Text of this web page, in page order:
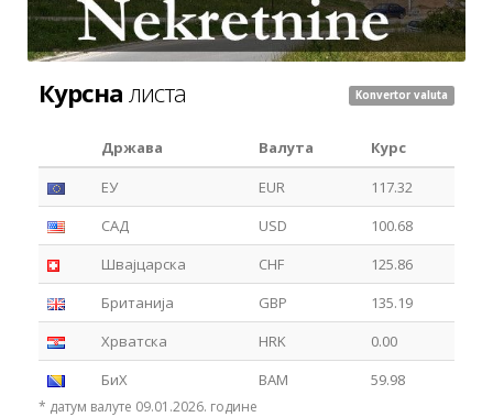
Курсна листа Konvertor valuta
Држава Валута
Курс
ЕУ
EUR
117.32
САД
USD
100.68
Швајцарска
CHF
125.86
Британија
GBP
135.19
Хрватска
HRK
0.00
БиХ
BAM 59.98
* датум валуте 09.01.2026. године